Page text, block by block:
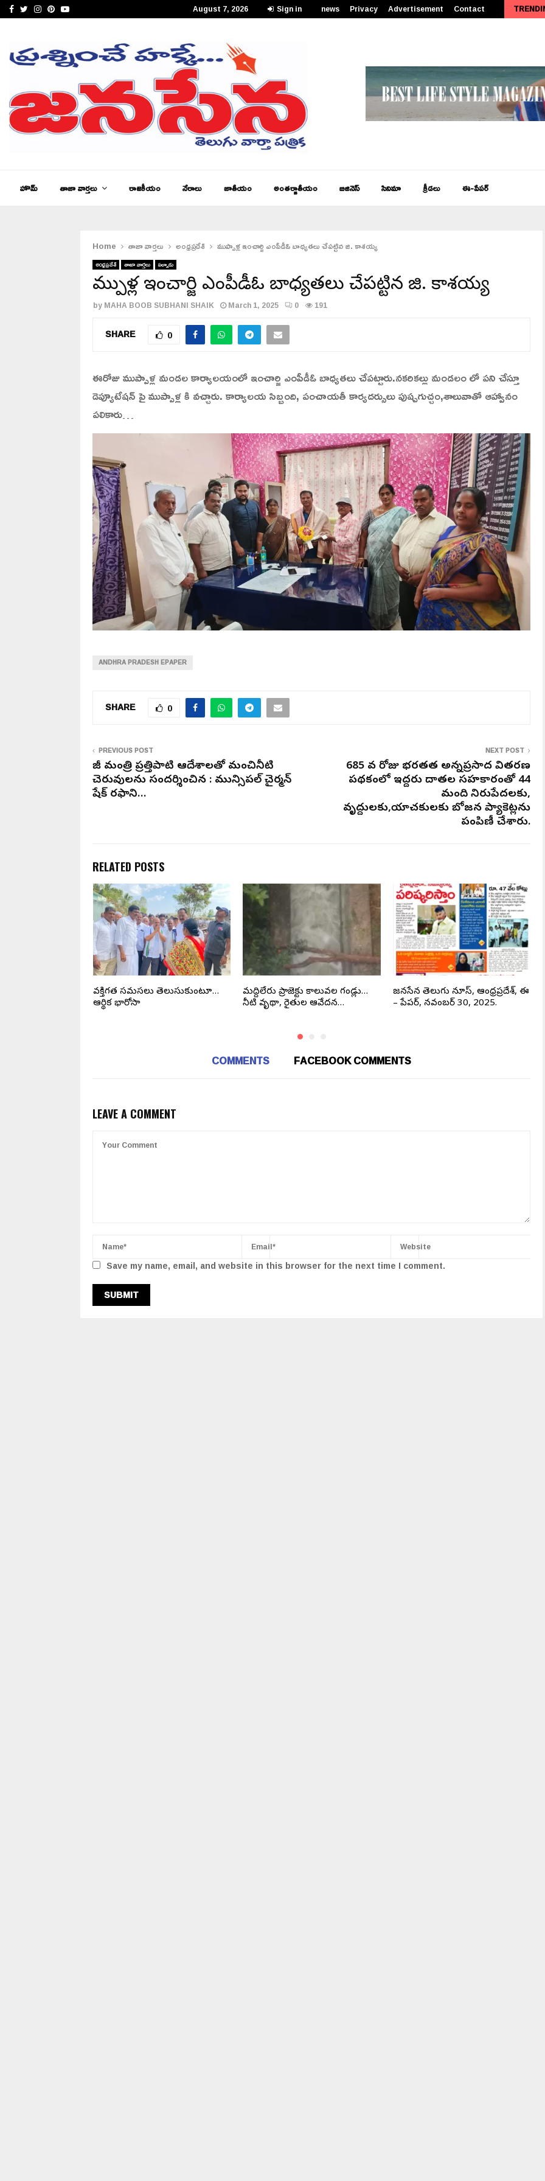
Facebook
Twitter
Instagram
Pinterest
Youtube August 7, 2026 Sign in news Privacy Advertisement Contact
జనసేన తెలుగు న్యూస్ ఆంధ్రప్రదేశ్ ఈ – పేపర్,… పీఎం కేంద్రీయ విద్యాలయం సత్తెనపల్లిలో 11వ తరగతి ప్రారంభోత్సవం…
హొమ్ తాజా వార్తలు రాజకీయం నేరాలు జాతీయం అంతర్జాతీయం బిజినెస్ సినిమా క్రీడలు ఈ-పేపర్
Home తాజా వార్తలు అంధ్రప్రదేశ్ ముప్పాళ్ల ఇంచార్జి ఎంపీడీఓ బాధ్యతలు చేపట్టిన జి. కాశయ్య
అంధ్రప్రదేశ్ తాజా వార్తలు పల్నాడు
ముప్పాళ్ల ఇంచార్జి ఎంపీడీఓ బాధ్యతలు చేపట్టిన జి. కాశయ్య
byMAHA BOOB SUBHANI SHAIK March 1, 2025 0 191
SHARE 0
ఈరోజు ముప్పాళ్ల మండల కార్యాలయంలో ఇంచార్జి ఎంపీడీఓ బాధ్యతలు చేపట్టారు.నకరికల్లు మండలం లో పని చేస్తూ
డెప్యూటేషన్ పై ముప్పాళ్ల కి వచ్చారు. కార్యాలయ సిబ్బంది, పంచాయతీ కార్యదర్సులు పుష్పగుచ్చం,శాలువాతో ఆహ్వానం
పలికారు…
ANDHRA PRADESH EPAPER
SHARE 0
PREVIOUS POST
మాజీ మంత్రి ప్రత్తిపాటి ఆదేశాలతో మంచినీటి
చెరువులను సందర్శించిన : మున్సిపల్ చైర్మన్
షేక్ రఫాని…
NEXT POST
685 వ రోజు భరతమాత అన్నప్రసాద వితరణ
పథకంలో ఇద్దరు దాతల సహకారంతో 44
మంది నిరుపేదలకు,
వృద్దులకు,యాచకులకు బోజన ప్యాకెట్లను
పంపిణీ చేశారు.
RELATED POSTS
వ్యక్తిగత సమస్యలు తెలుసుకుంటూ…
ఆర్థిక భారోసా
మద్దిలేరు ప్రాజెక్టు కాలువల గండ్లు…
నీటి వృథా, రైతుల ఆవేదన…
జనసేన తెలుగు న్యూస్, ఆంధ్రప్రదేశ్, ఈ
– పేపర్, నవంబర్ 30, 2025.
COMMENTS FACEBOOK COMMENTS
LEAVE A COMMENT
Save my name, email, and website in this browser for the next time I comment.